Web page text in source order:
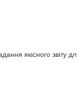
якісного звіту